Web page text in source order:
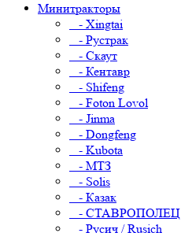
Минитракторы
- Xingtai
- Рустрак
- Скаут
- Кентавр
- Shifeng
- Foton Lovol
- Jinma
- Dongfeng
- Kubota
- МТЗ
- Solis
- Казак
- СТАВРОПОЛЕЦ
- Русич / Rusich